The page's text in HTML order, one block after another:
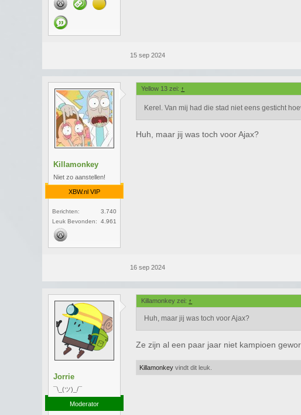
15 sep 2024
Killamonkey
Niet zo aanstellen!
XBW.nl VIP
Berichten:
3.740
Leuk Bevonden:
4.961
Yellow 13 zei: ↑
Kerel. Van mij had die stad niet eens gesticht
Huh, maar jij was toch voor Ajax?
16 sep 2024
Jorrie
¯\_(ツ)_/¯
Moderator
Killamonkey zei: ↑
Huh, maar jij was toch voor Ajax?
Ze zijn al een paar jaar niet kampioen
Killamonkey vindt dit leuk.